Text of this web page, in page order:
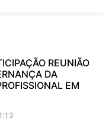
REUNIÃO
DA
EM